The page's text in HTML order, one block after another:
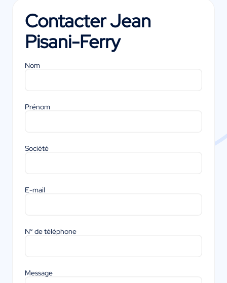
ContacterJean
Pisani-Ferry
Nom
Prénom
Société
E-mail
N° de téléphone
Message